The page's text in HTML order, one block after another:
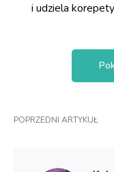
i udziela
POPRZEDNI ARTYKUŁ